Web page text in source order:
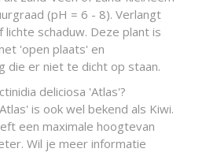
(pH = 6 - 8). Verlangt
lichte schaduw. Deze plant is
'open plaats' en
die er niet te dicht op staan.
deliciosa 'Atlas'?
is ook wel bekend als Kiwi.
een maximale hoogtevan
Wil je meer informatie